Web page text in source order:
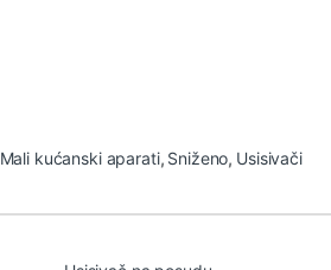
Mali kućanski aparati, Sniženo, Usisivači